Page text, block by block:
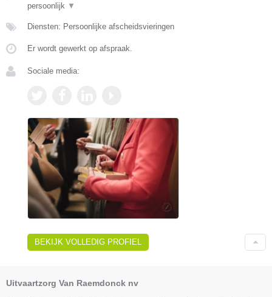
persoonlijk ▼
Diensten: Persoonlijke afscheidsvieringen
Er wordt gewerkt op afspraak.
Sociale media:
BEKIJK VOLLEDIG PROFIEL
Uitvaartzorg Van Raemdonck nv